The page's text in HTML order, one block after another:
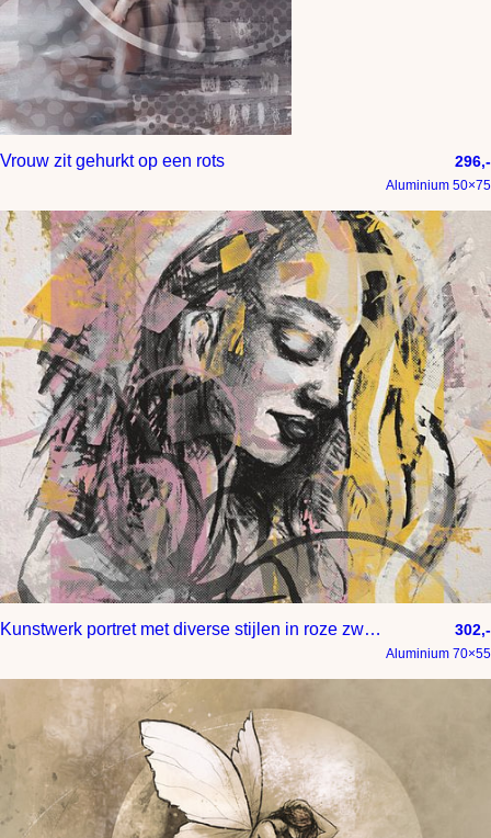
Vrouw zit gehurkt op een rots 296,-
Aluminium 50×75
Kunstwerk portret met diverse stijlen in roze zwart en geel 302,-
Aluminium 70×55